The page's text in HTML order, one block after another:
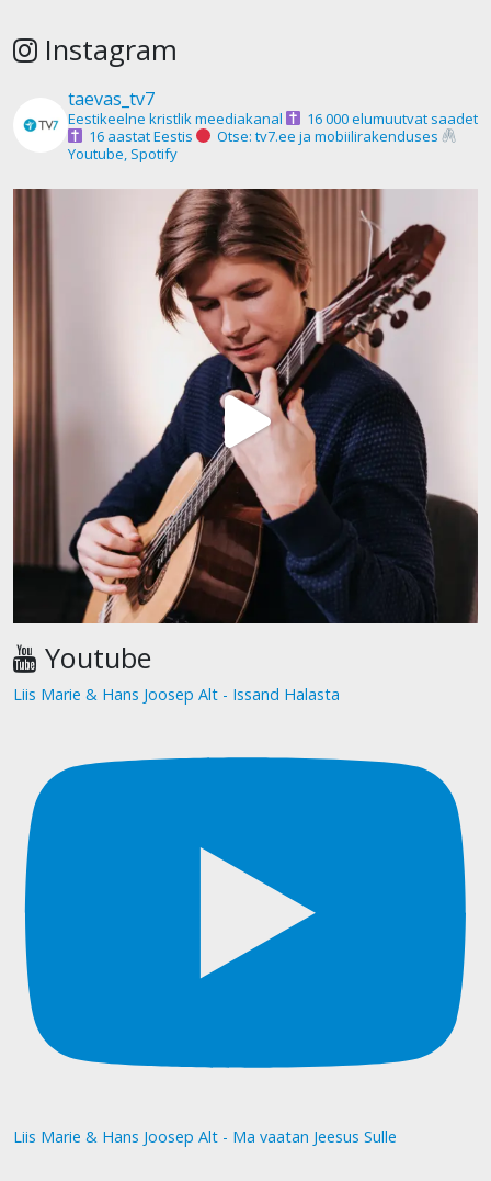
Instagram
taevas_tv7
Eestikeelne kristlik meediakanal
16 000 elumuutvat saadet
16 aastat Eestis
Otse: tv7.ee ja mobiilirakenduses
Youtube, Spotify
Youtube
Liis Marie & Hans Joosep Alt - Issand Halasta
Liis Marie & Hans Joosep Alt - Ma vaatan Jeesus Sulle